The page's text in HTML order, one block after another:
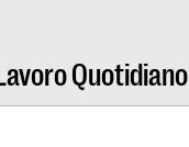
Quotidiano